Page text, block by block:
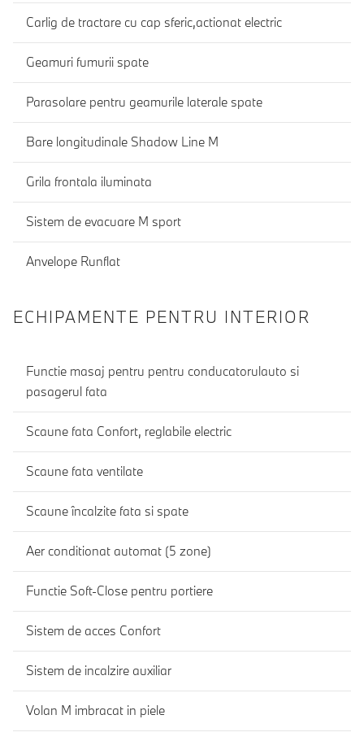
Carlig de tractare cu cap sferic,actionat electric
Geamuri fumurii spate
Parasolare pentru geamurile laterale spate
Bare longitudinale Shadow Line M
Grila frontala iluminata
Sistem de evacuare M sport
Anvelope Runflat
ECHIPAMENTE PENTRU INTERIOR
Functie masaj pentru pentru conducatorulauto si
pasagerul fata
Scaune fata Confort, reglabile electric
Scaune fata ventilate
Scaune încalzite fata si spate
Aer conditionat automat (5 zone)
Functie Soft-Close pentru portiere
Sistem de acces Confort
Sistem de incalzire auxiliar
Volan M imbracat in piele